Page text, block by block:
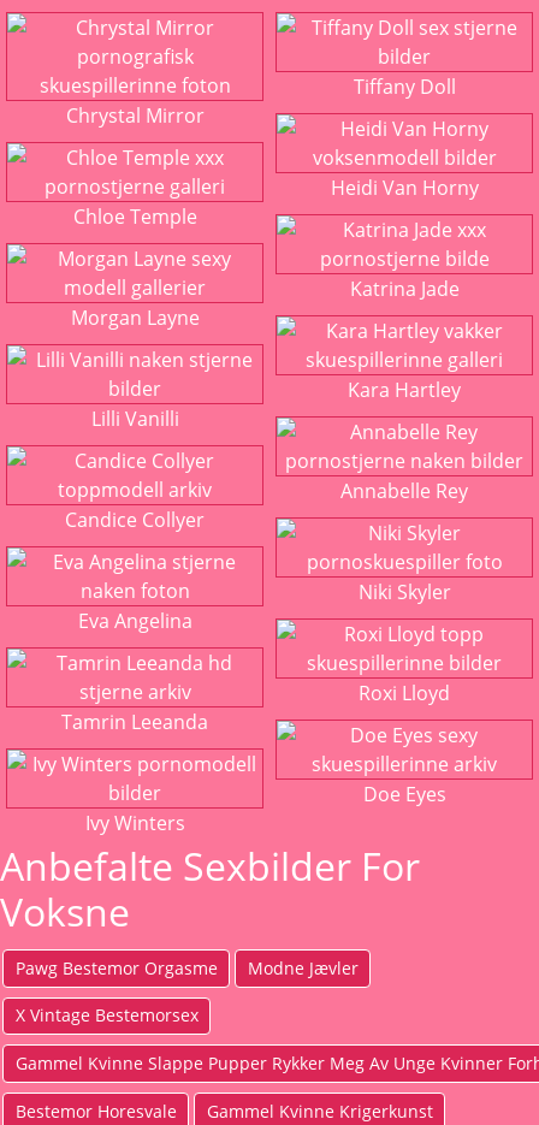
Chrystal Mirror
Chloe Temple
Morgan Layne
Lilli Vanilli
Candice Collyer
Eva Angelina
Tamrin Leeanda
Ivy Winters
Tiffany Doll
Heidi Van Horny
Katrina Jade
Kara Hartley
Annabelle Rey
Niki Skyler
Roxi Lloyd
Doe Eyes
Anbefalte Sexbilder For
Voksne
Pawg Bestemor Orgasme Modne Jævler
X Vintage Bestemorsex
Gammel Kvinne Slappe Pupper Rykker Meg Av Unge Kvinner
Bestemor Horesvale Gammel Kvinne Krigerkunst